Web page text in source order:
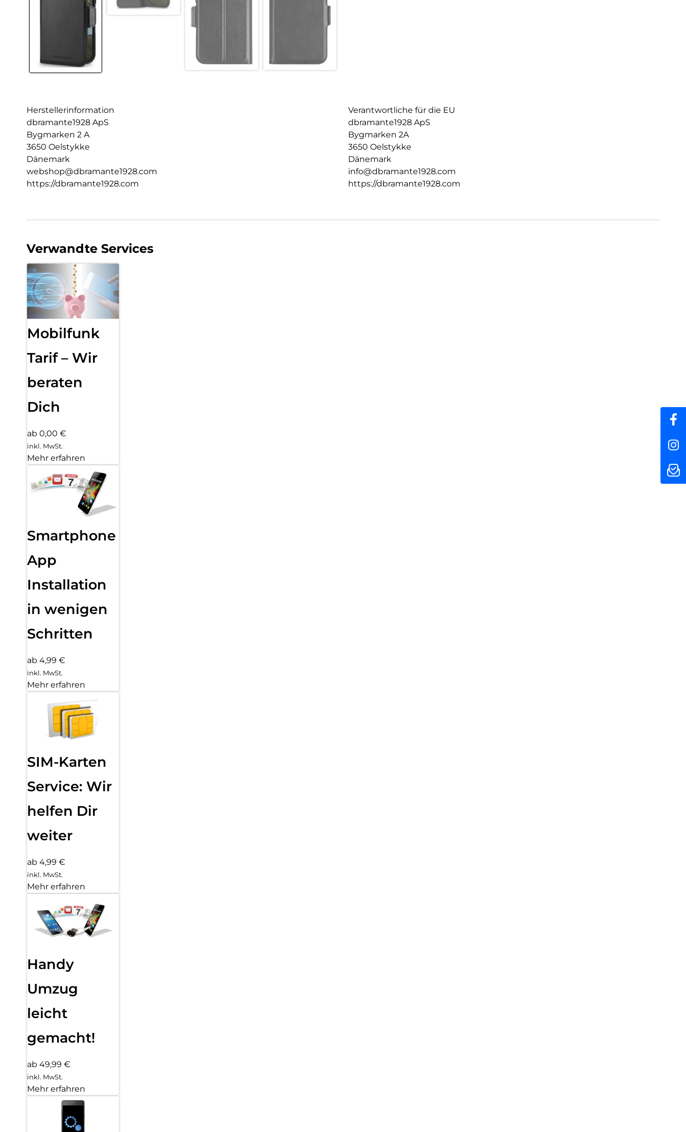
Herstellerinformation
dbramante1928 ApS
Bygmarken 2 A
3650 Oelstykke
Dänemark
webshop@dbramante1928.com
https://dbramante1928.com
Verantwortliche für die EU
dbramante1928 ApS
Bygmarken 2A
3650 Oelstykke
Dänemark
info@dbramante1928.com
https://dbramante1928.com
Verwandte Services
Mobilfunk
Tarif – Wir
beraten
Dich
ab 0,00 €
inkl. MwSt.
Mehr erfahren
Smartphone
App
Installation
in wenigen
Schritten
ab 4,99 €
inkl. MwSt.
Mehr erfahren
SIM-Karten
Service: Wir
helfen Dir
weiter
ab 4,99 €
inkl. MwSt.
Mehr erfahren
Handy
Umzug
leicht
gemacht!
ab 49,99 €
inkl. MwSt.
Mehr erfahren